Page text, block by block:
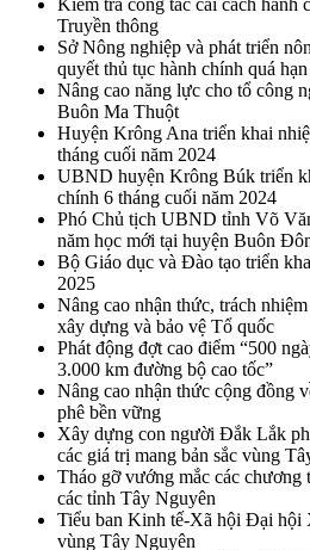
Kiểm tra công tác cải cách hành
Truyền thông
Sở Nông nghiệp và phát triển
quyết thủ tục hành chính quá hạn
Nâng cao năng lực cho tổ công
Buôn Ma Thuột
Huyện Krông Ana triển khai
tháng cuối năm 2024
UBND huyện Krông Búk triển
chính 6 tháng cuối năm 2024
Phó Chủ tịch UBND tỉnh Võ
năm học mới tại huyện Buôn
Bộ Giáo dục và Đào tạo triển
2025
Nâng cao nhận thức, trách
xây dựng và bảo vệ Tổ quốc
Phát động đợt cao điểm “500
3.000 km đường bộ cao tốc”
Nâng cao nhận thức cộng đồng
phê bền vững
Xây dựng con người Đắk Lắk
các giá trị mang bản sắc vùng
Tháo gỡ vướng mắc các chương
các tỉnh Tây Nguyên
Tiểu ban Kinh tế-Xã hội Đại hội
vùng Tây Nguyên